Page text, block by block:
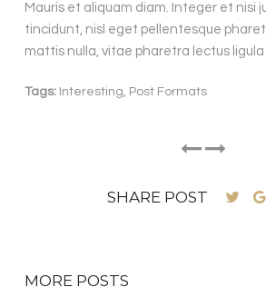
Mauris et aliquam diam. Integer et nisi
tincidunt, nisl eget pellentesque
mattis nulla, vitae pharetra lectus ligula
Tags: Interesting, Post Formats
SHARE POST
MORE POSTS